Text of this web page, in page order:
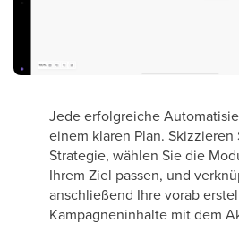
Jede erfolgreiche
einem klaren Plan. Skizzieren
Strategie, wählen Sie die
Ihrem Ziel passen, und
anschließend Ihre vorab
Kampagneninhalte mit dem